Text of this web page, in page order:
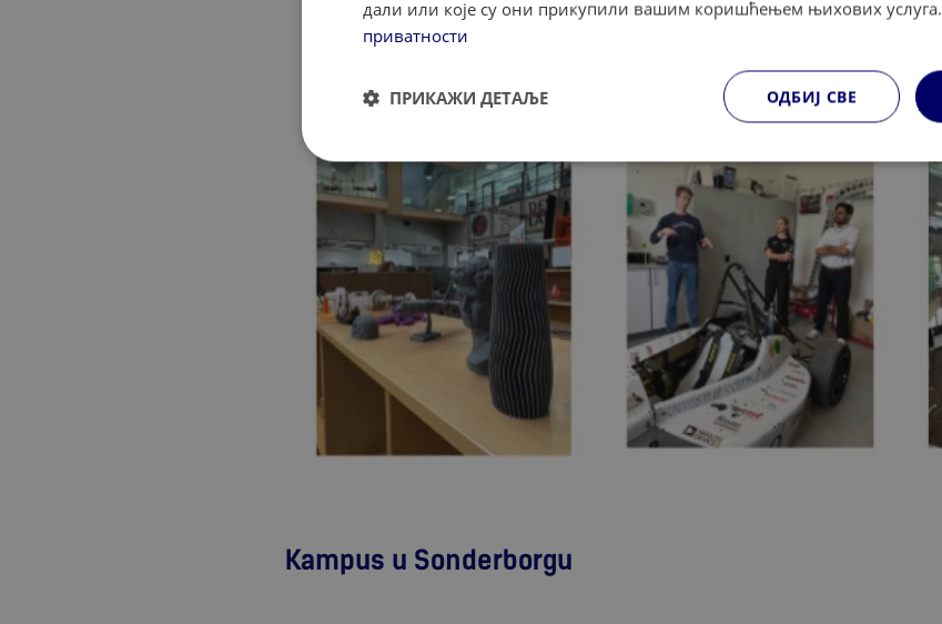
Kampus u Sonderborgu
дали или које су они прикупили вашим коришћењем њихових услуга.
приватности
ОДБИЈ СВЕ
ПРИКАЖИ ДЕТАЉЕ